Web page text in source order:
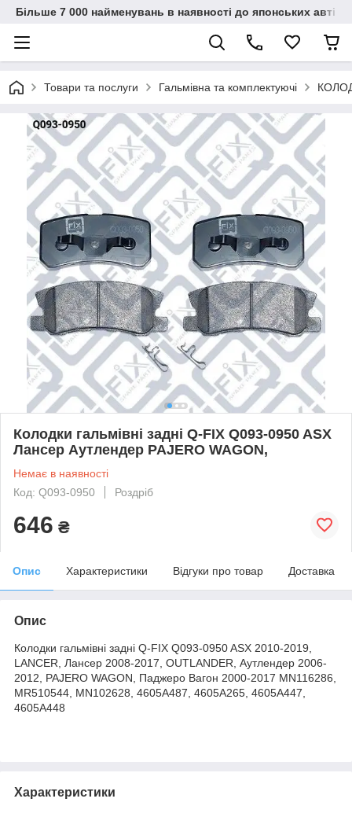
Більше 7 000 найменувань в наявності до японських
Товари та послуги Гальмівна та комплектуючі
Колодки гальмівні задні Q-FIX Q093-0950 ASX
Лансер Аутлендер PAJERO WAGON,
Немає в наявності
Код: Q093-0950
Роздріб
646 ₴
Опис Характеристики Відгуки про товар Доставка
Опис
Колодки гальмівні задні Q-FIX Q093-0950 ASX 2010-2019,
LANCER, Лансер 2008-2017, OUTLANDER, Аутлендер 2006-
2012, PAJERO WAGON, Паджеро Вагон 2000-2017 MN116286,
MR510544, MN102628, 4605A487, 4605A265, 4605A447,
4605A448
Характеристики